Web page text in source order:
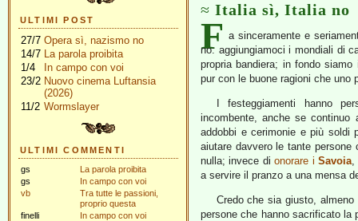
ULTIMI POST
27/7 Opera sì, nazismo no
14/7 La parola proibita
1/4
In campo con voi
23/2 Nuovo cinema Luftansia
(2026)
11/2 Wormslayer
ULTIMI COMMENTI
gs
La parola proibita
gs
In campo con voi
vb
Tra tutte le passioni,
proprio questa
finelli
In campo con voi
Italia sì, Italia no
F a sinceramente e
no: aggiungiamoci i mondiali di
propria bandiera; in fondo
pur con le buone ragioni che uno
I festeggiamenti hanno
incombente, anche se
addobbi e cerimonie e più soldi
aiutare davvero le tante
nulla; invece dionorare iSavoia,
a servire il pranzo a una mensa
Credo che sia giusto,
persone che hanno sacrificato la